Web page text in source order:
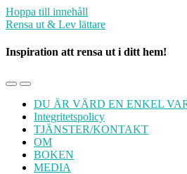
Hoppa till innehåll
Rensa ut & Lev lättare
Inspiration att rensa ut i ditt hem!
Slå
mobilmenyn
Slå
på/av
sökfältet
DU ÄR VÄRD EN ENKEL
Integritetspolicy
TJÄNSTER/KONTAKT
OM
BOKEN
MEDIA